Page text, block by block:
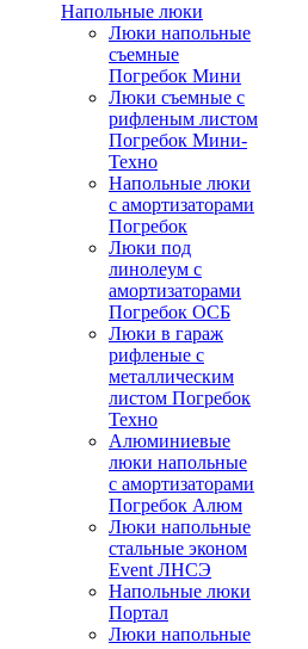
Напольные люки
Люки напольные
съемные
Погребок Мини
Люки съемные с
рифленым листом
Погребок Мини-
Техно
Напольные люки
с амортизаторами
Погребок
Люки под
линолеум с
амортизаторами
Погребок ОСБ
Люки в гараж
рифленые с
металлическим
листом Погребок
Техно
Алюминиевые
люки напольные
с амортизаторами
Погребок Алюм
Люки напольные
стальные эконом
Event ЛНСЭ
Напольные люки
Портал
Люки напольные